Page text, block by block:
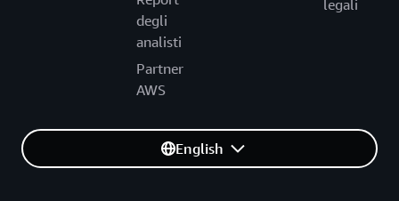
degli
analisti
Partner
AWS
legali
English